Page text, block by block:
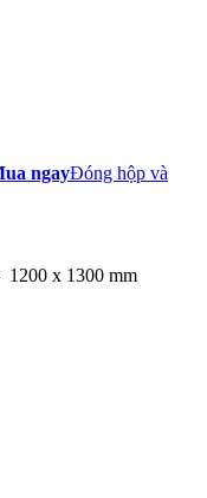
ngayĐóng hộp và
x 1300 mm